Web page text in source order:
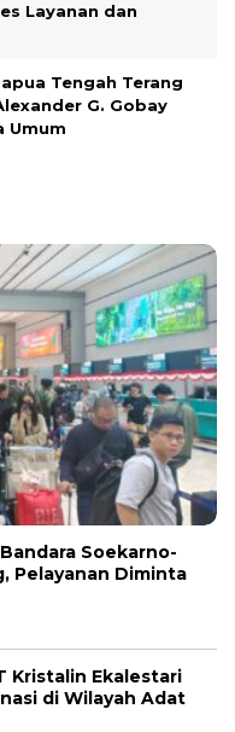
Layanan dan
Tengah Terang
G. Gobay
Umum
Soekarno-
Pelayanan Diminta
Kristalin Ekalestari
di Wilayah Adat